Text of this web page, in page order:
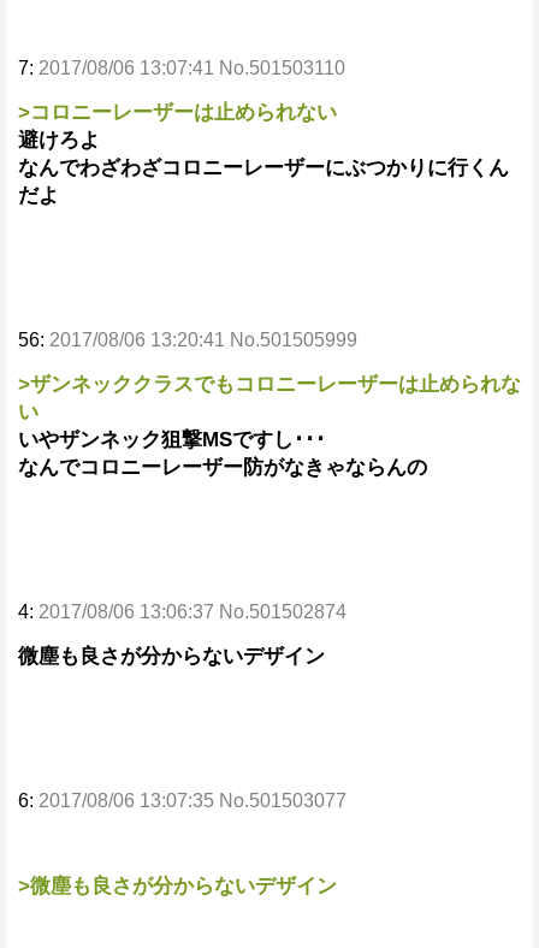
7: 2017/08/06 13:07:41 No.501503110
>コロニーレーザーは止められない
避けろよ
なんでわざわざコロニーレーザーにぶつかりに行くん
だよ
56: 2017/08/06 13:20:41 No.501505999
>ザンネッククラスでもコロニーレーザーは止められな
い
いやザンネック狙撃MSですし･･･
なんでコロニーレーザー防がなきゃならんの
4: 2017/08/06 13:06:37 No.501502874
微塵も良さが分からないデザイン
6: 2017/08/06 13:07:35 No.501503077
>微塵も良さが分からないデザイン